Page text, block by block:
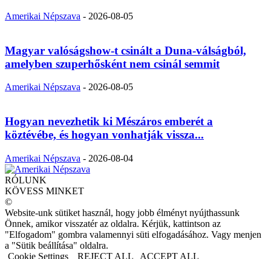
Amerikai Népszava - 2026-08-05
Magyar valóságshow-t csinált a Duna-válságból,
amelyben szuperhősként nem csinál semmit
Amerikai Népszava - 2026-08-05
Hogyan nevezhetik ki Mészáros emberét a
köztévébe, és hogyan vonhatják vissza...
Amerikai Népszava - 2026-08-04
RÓLUNK
KÖVESS MINKET
©
Website-unk sütiket használ, hogy jobb élményt nyújthassunk
Önnek, amikor visszatér az oldalra. Kérjük, kattintson az
"Elfogadom" gombra valamennyi süti elfogadásához. Vagy menjen
a "Sütik beállítása" oldalra.
Cookie Settings
REJECT ALL ACCEPT ALL